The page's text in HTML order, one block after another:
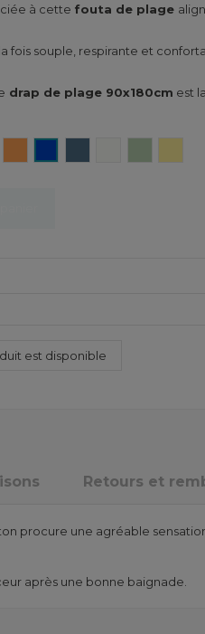
à cette fouta de plage
fois souple, respirante et
drap de plage 90x180cm est
Retours et
procure une agréable
après une bonne baignade.